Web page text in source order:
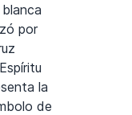
por
la
de